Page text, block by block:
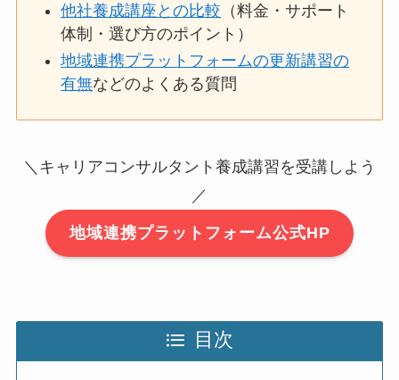
他社養成講座との比較 （料金・サポート
体制・選び方のポイント）
地域連携プラットフォームの更新講習の
有無などのよくある質問
＼キャリアコンサルタント養成講習を受講しよう
／
地域連携プラットフォーム公式HP
目次